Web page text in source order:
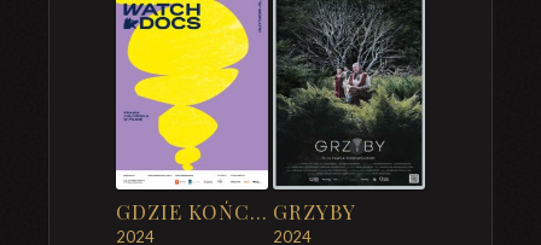
GDZIE KOŃCZY SIĘ ROSJA (WATCH DOCS)
2024
GRZYBY
2024